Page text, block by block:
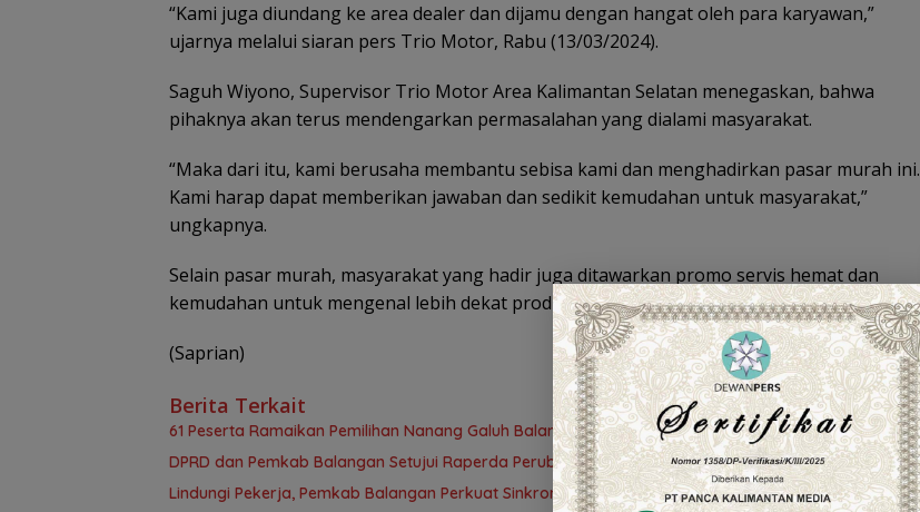
“Kami juga diundang ke area dealer dan dijamu dengan hangat oleh para karyawan,”
ujarnya melalui siaran pers Trio Motor, Rabu (13/03/2024).
Saguh Wiyono, Supervisor Trio Motor Area Kalimantan Selatan menegaskan, bahwa
pihaknya akan terus mendengarkan permasalahan yang dialami masyarakat.
“Maka dari itu, kami berusaha membantu sebisa kami dan menghadirkan pasar murah ini.
Kami harap dapat memberikan jawaban dan sedikit kemudahan untuk masyarakat,”
ungkapnya.
Selain pasar murah, masyarakat yang hadir juga ditawarkan promo servis hemat dan
kemudahan untuk mengenal lebih dekat produk Honda lewattest ride.
(Saprian)
Berita Terkait
61 Peserta Ramaikan Pemilihan Nanang Galuh Balangan 2026, Pemkab Cari Duta Budaya Terbaik
DPRD dan Pemkab Balangan Setujui Raperda Perubahan APBD 2026
Lindungi Pekerja, Pemkab Balangan Perkuat Sinkronisasi Layanan BPJS Ketenagakerjaan